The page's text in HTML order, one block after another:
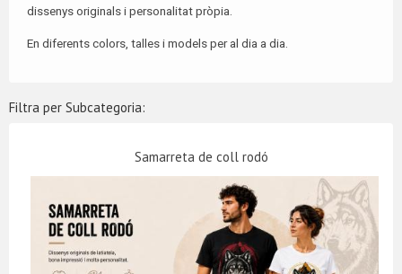
dissenys originals i personalitat pròpia.
En diferents colors, talles i models per al dia a dia.
Filtra per Subcategoria:
Samarreta de coll rodó